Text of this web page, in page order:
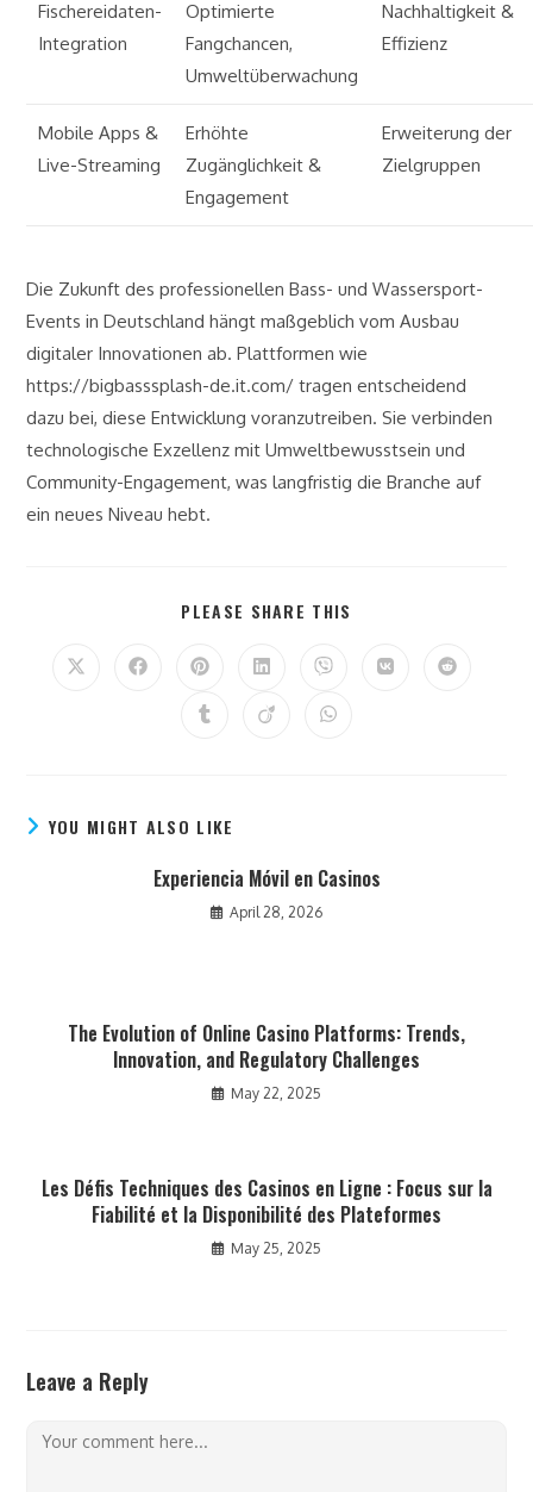
Fischereidaten-
Integration
Optimierte
Fangchancen,
Umweltüberwachung
Nachhaltigkeit &
Effizienz
Mobile Apps &
Live-Streaming
Erhöhte
Zugänglichkeit &
Engagement
Erweiterung der
Zielgruppen
Die Zukunft des professionellen Bass- und Wassersport-
Events in Deutschland hängt maßgeblich vom Ausbau
digitaler Innovationen ab. Plattformen wie
https://bigbasssplash-de.it.com/ tragen entscheidend
dazu bei, diese Entwicklung voranzutreiben. Sie verbinden
technologische Exzellenz mit Umweltbewusstsein und
Community-Engagement, was langfristig die Branche auf
ein neues Niveau hebt.
PLEASE SHARE THIS
YOU MIGHT ALSO LIKE
Experiencia Móvil en Casinos
April 28, 2026
The Evolution of Online Casino Platforms: Trends,
Innovation, and Regulatory Challenges
May 22, 2025
Les Défis Techniques des Casinos en Ligne : Focus sur la
Fiabilité et la Disponibilité des Plateformes
May 25, 2025
Leave a Reply